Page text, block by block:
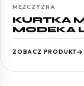
MĘŻCZYZNA
KURTKA
MODEKA
ZOBACZ PRODUKT